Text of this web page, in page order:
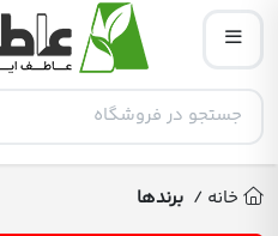
خانه / برندها